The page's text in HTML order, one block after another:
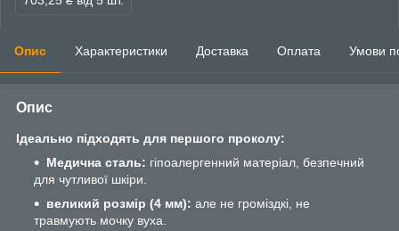
Опис Характеристики Доставка Оплата Умови
Опис
Ідеально підходять для першого проколу:
Медична сталь: гіпоалергенний матеріал, безпечний
для чутливої шкіри.
великий розмір (4 мм): але не громіздкі, не
травмують мочку вуха.